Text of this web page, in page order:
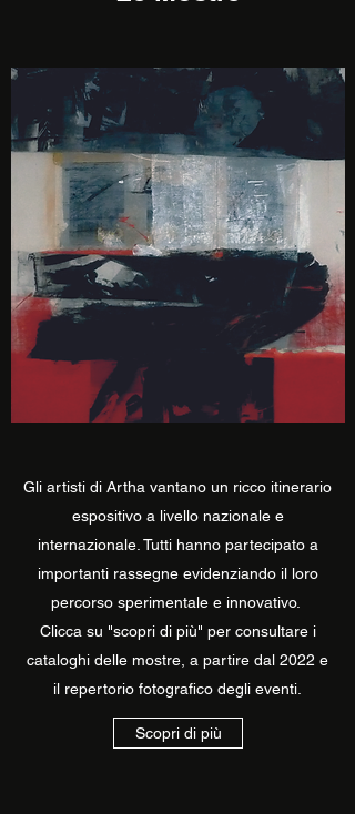
Gli artisti di Artha vantano un ricco itinerario
espositivo a livello nazionale e
internazionale. Tutti hanno partecipato a
importanti rassegne evidenziando il loro
percorso sperimentale e innovativo.
Clicca su "scopri di più" per consultare i
cataloghi delle mostre, a partire dal 2022 e
il repertorio fotografico degli eventi.
Scopri di più